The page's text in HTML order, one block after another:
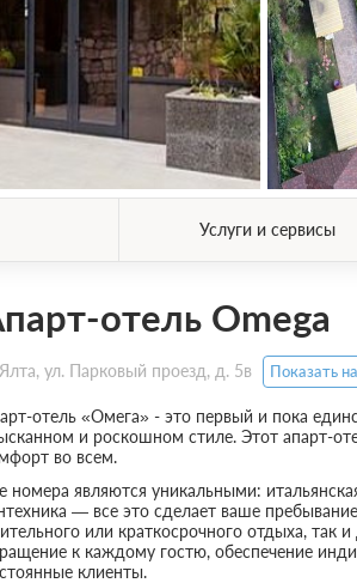
Услуги и сервисы
отель Omega
ул. Парковый проезд, д. 5в Показать
отель «Омега» - это первый и пока
и роскошном стиле. Этот апарт-
во всем.
номера являются уникальными:
— все это сделает ваше
или краткосрочного отдыха, так
к каждому гостю, обеспечение
клиенты.